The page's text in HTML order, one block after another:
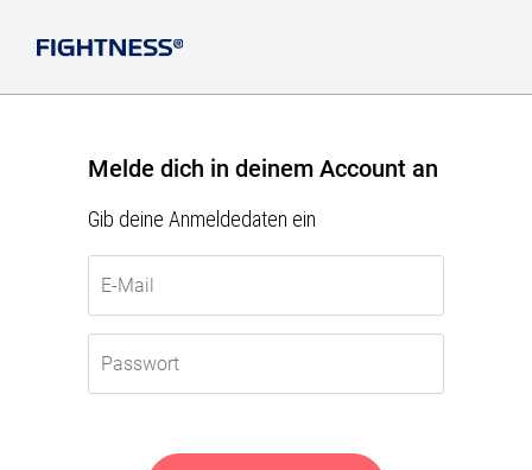
Melde dich in deinem Account an
Gib deine Anmeldedaten ein